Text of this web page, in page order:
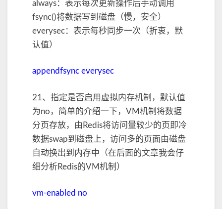
always：表示每次更新操作后手动调用
fsync()将数据写到磁盘（慢，安全）
everysec：表示每秒同步一次（折衷，默
认值）
appendfsync everysec
21、指定是否启用虚拟内存机制，默认值
为no，简单的介绍一下，VM机制将数据
分页存放，由Redis将访问量较少的页即冷
数据swap到磁盘上，访问多的页面由磁盘
自动换出到内存中（在后面的文章我会仔
细分析Redis的VM机制）
vm-enabled no